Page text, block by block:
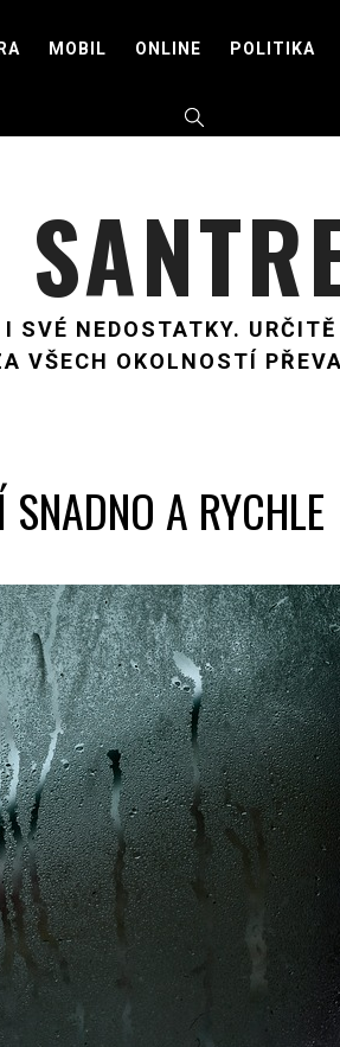
MOBIL ONLINE POLITIKA
SVÉ NEDOSTATKY.
VŠECH OKOLNOSTÍ
A RYCHLE